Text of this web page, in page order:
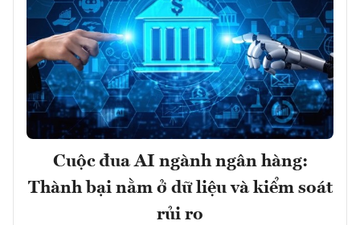
Cuộc đua AI ngành ngân hàng:
Thành bại nằm ở dữ liệu và kiểm soát
rủi ro